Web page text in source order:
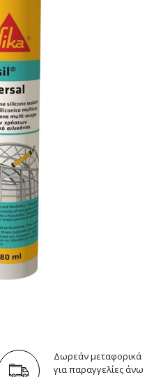
Δωρεάν μεταφορικά
για παραγγελίες άνω